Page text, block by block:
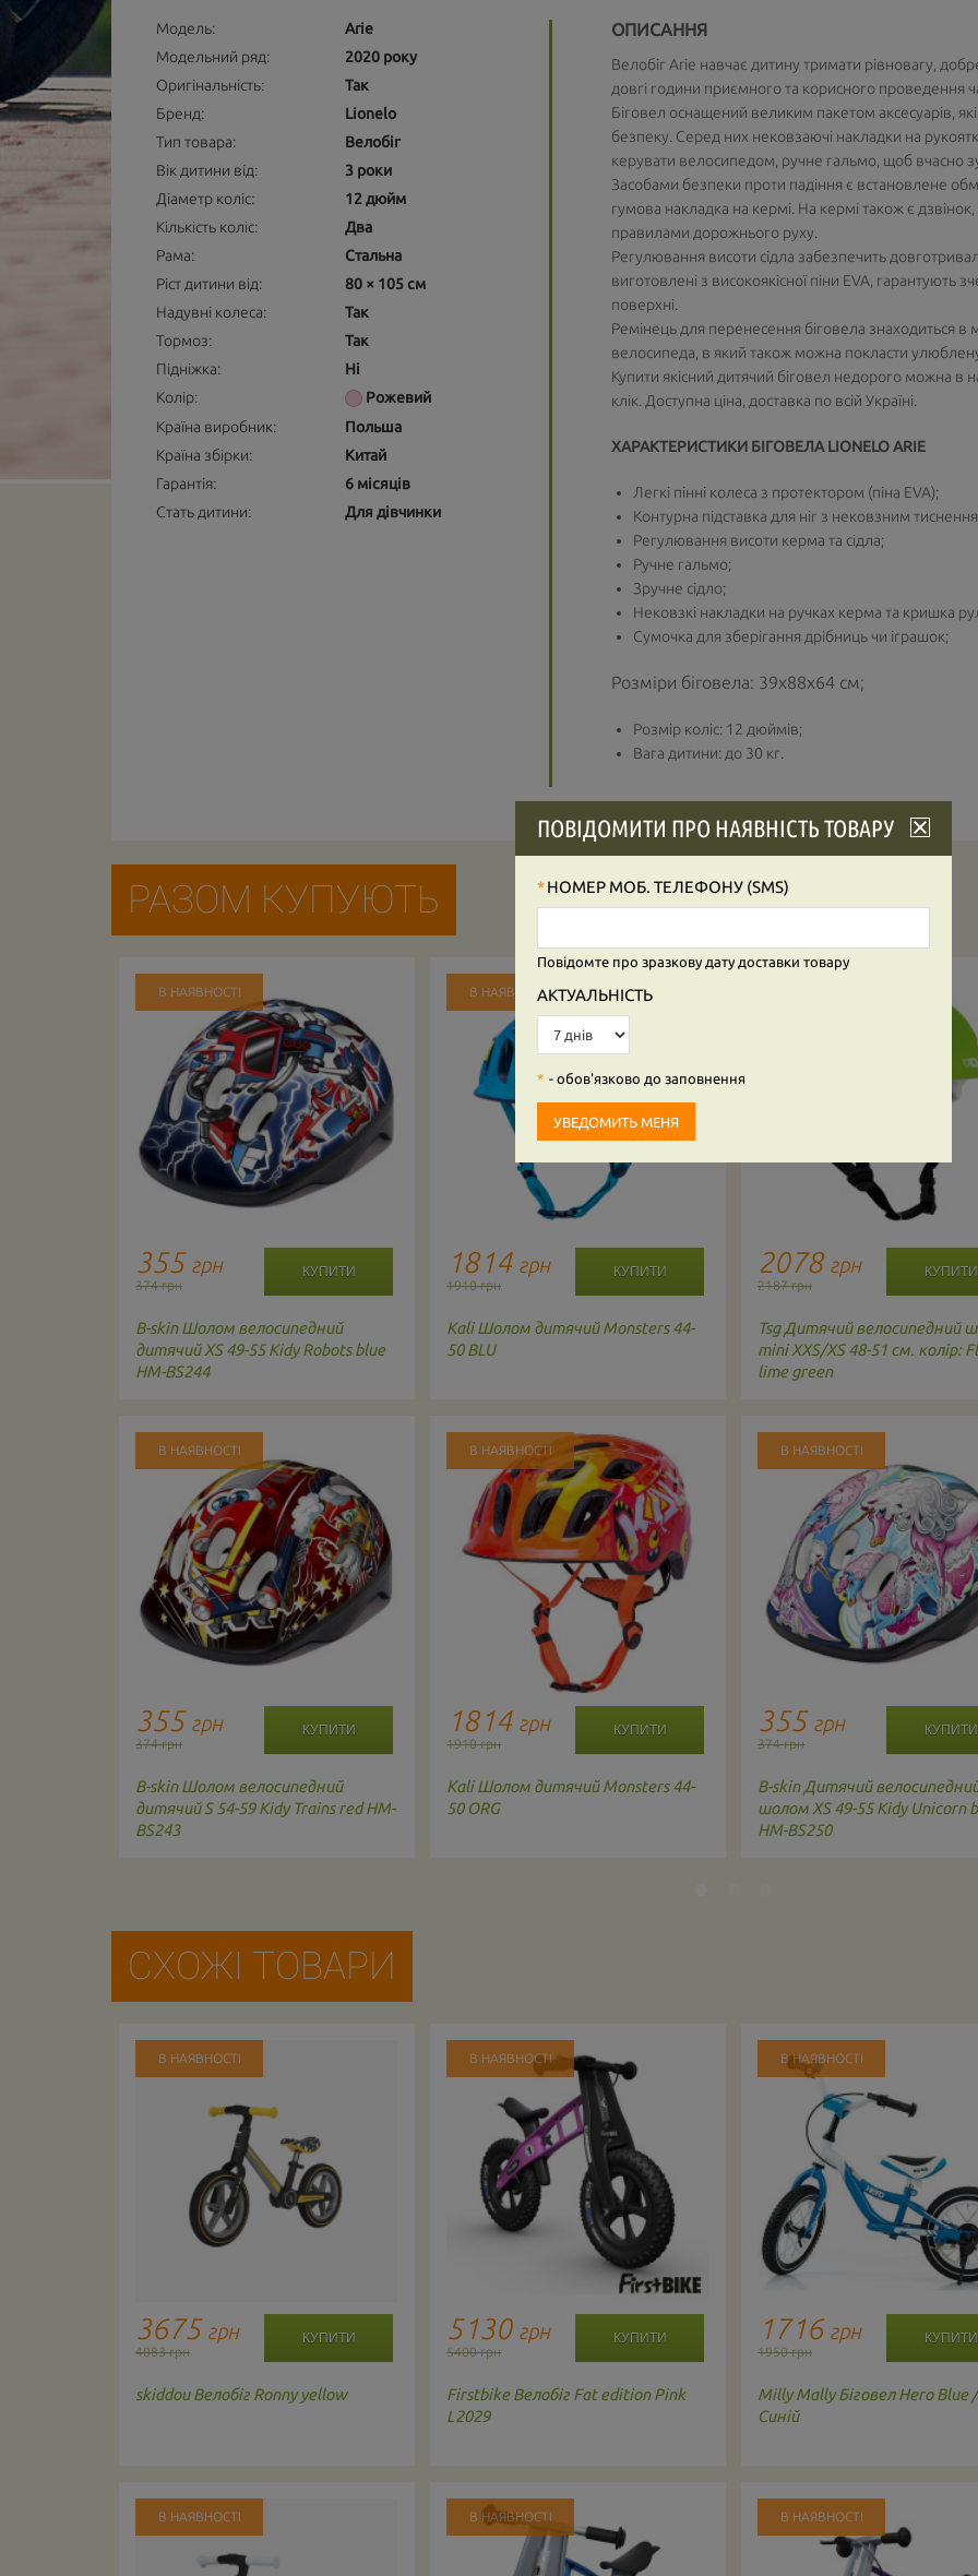
Модель:
Arie
Модельний ряд:
2020 року
Оригінальність:
Так
Бренд:
Lionelo
Тип товара:
Велобіг
Вік дитини від:
3 роки
Діаметр коліс:
12 дюйм
Кількість коліс:
Два
Рама:
Стальна
Ріст дитини від:
80 × 105 см
Надувні колеса:
Так
Тормоз:
Так
Підніжка:
Ні
Колір:
Рожевий
Країна виробник:
Польша
Країна збірки:
Китай
Гарантія:
6 місяців
Стать дитини:
Для дівчинки
ОПИСАННЯ
Велобіг Arie навчає дитину тримати рівновагу,
довгі години приємного та корисного проведення
Біговел оснащений великим пакетом аксесуарів,
безпеку. Серед них нековзаючі накладки на
керувати велосипедом, ручне гальмо, щоб вчасно
Засобами безпеки проти падіння є встановлене
гумова накладка на кермі. На кермі також є
правилами дорожнього руху.
Регулювання висоти сідла забезпечить
виготовлені з високоякісної піни EVA, гарантують
поверхні.
Ремінець для перенесення біговела знаходиться в
велосипеда, в який також можна покласти улюблену
Купити якісний дитячий біговел недорого можна в
клік. Доступна ціна, доставка по всій Україні.
ХАРАКТЕРИСТИКИ БІГОВЕЛА LIONELO ARIE
Легкі пінні колеса з протектором (піна EVA);
Контурна підставка для ніг з нековзним
Регулювання висоти керма та сідла;
Ручне гальмо;
Зручне сідло;
Нековзкі накладки на ручках керма та кришка
Сумочка для зберігання дрібниць чи іграшок;
Розміри біговела: 39х88х64 см;
Розмір коліс: 12 дюймів;
Вага дитини: до 30 кг.
РАЗОМ КУПУЮТЬ
В НАЯВНОСТІ
355 грн
374 грн
B-skin Шолом велосипедний
дитячий XS 49-55 Kidy Robots blue
HM-BS244
В НАЯВНОСТІ
355 грн
374 грн
B-skin Шолом велосипедний
дитячий S 54-59 Kidy Trains red HM-
BS243
В НАЯВНОСТІ
1814 грн
1910 грн
Kali Шолом дитячий Monsters 44-
50 BLU
В НАЯВНОСТІ
1814 грн
1910 грн
Kali Шолом дитячий Monsters 44-
50 ORG
2078 грн
2187 грн
Tsg Дитячий велосипедний
mini XXS/XS 48-51 см. колір:
lime green
В НАЯВНОСТІ
355 грн
374 грн
B-skin Дитячий
шолом XS 49-55 Kidy Unicorn
HM-BS250
СХОЖІ ТОВАРИ
В НАЯВНОСТІ
3675 грн
4083 грн
skiddou Велобіг Ronny yellow
В НАЯВНОСТІ
В НАЯВНОСТІ
5130 грн
5400 грн
Firstbike Велобіг Fat edition Pink
L2029
В НАЯВНОСТІ
В НАЯВНОСТІ
1716 грн
1950 грн
Milly Mally Біговел Hero Blue /
Синій
В НАЯВНОСТІ
ПОВІДОМИТИ ПРО НАЯВНІСТЬ ТОВАРУ
НОМЕР МОБ. ТЕЛЕФОНУ (SMS)
Повідомте про зразкову дату доставки товару
АКТУАЛЬНІСТЬ
- обов'язково до заповнення